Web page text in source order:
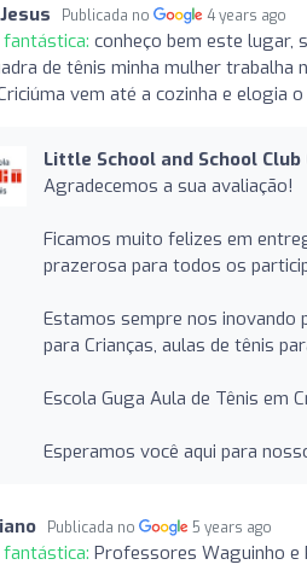
Publicada no 4 years ago
fantástica: conheço bem este lugar,
de tênis minha mulher trabalha
vem até a cozinha e elogia
Little School and School Club
Agradecemos a sua avaliação!
Ficamos muito felizes em
prazerosa para todos os
Estamos sempre nos inovando
para Crianças, aulas de tênis
Escola Guga Aula de Tênis em
Esperamos você aqui para
Publicada no 5 years ago
fantástica: Professores Waguinho e